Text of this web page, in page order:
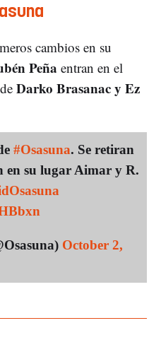
cambios en su
Peña entran en el
Darko Brasanac y Ez
#Osasuna. Se retiran
en su lugar Aimar y R.
October 2,